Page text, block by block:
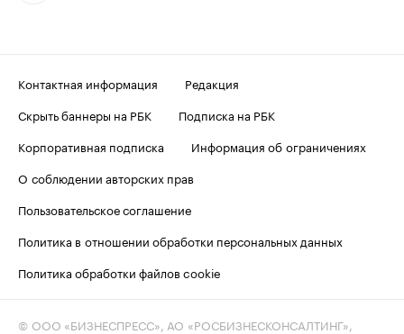
Контактная информация
Редакция
Скрыть баннеры на РБК
Подписка на РБК
Корпоративная подписка
Информация об ограничениях
О соблюдении авторских прав
Пользовательское соглашение
Политика в отношении обработки персональных данных
Политика обработки файлов cookie
© ООО «БИЗНЕСПРЕСС», АО «РОСБИЗНЕСКОНСАЛТИНГ»,